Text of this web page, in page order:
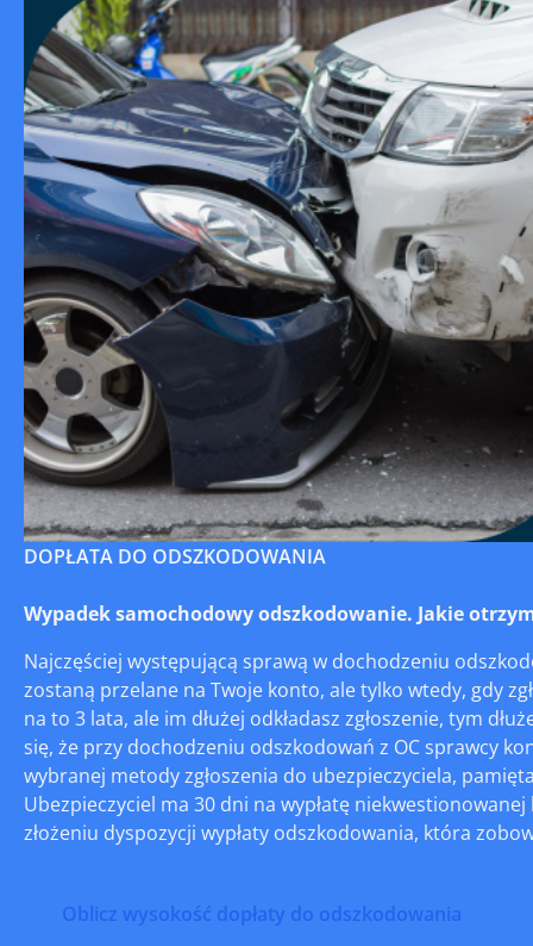
DOPŁATA DO ODSZKODOWANIA
Wypadek samochodowy odszkodowanie. Jakie
Najczęściej występującą sprawą w dochodzeniu
zostaną przelane na Twoje konto, ale tylko wtedy, gdy
na to 3 lata, ale im dłużej odkładasz zgłoszenie, tym
się, że przy dochodzeniu odszkodowań z OC sprawcy
wybranej metody zgłoszenia do ubezpieczyciela,
Ubezpieczyciel ma 30 dni na wypłatę
złożeniu dyspozycji wypłaty odszkodowania, która
Oblicz wysokość dopłaty do odszkodowania